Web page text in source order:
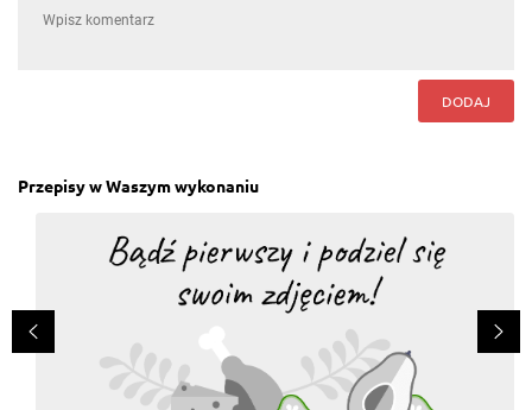
przepyszne, ale doprawilam po swojemu ;-)
fotoszopie ja zrobilem te wasze kotlety z czosnkiem i
serem to nie wygladalo tak jak na obrazku wiec
to tak pieknie wyglada bo gowno prawda ! nie bawcie
sie mc donalds
Mariola Barzowska
Niezastąpione to zrazy z wołowiny
Odpowiedz
DODAJ
Przepisy w Waszym wykonaniu